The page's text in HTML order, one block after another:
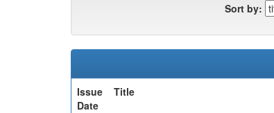
Sort by:
Issue
Date
Title